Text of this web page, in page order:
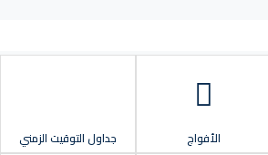
الأفواج جداول التوقيت الزمني